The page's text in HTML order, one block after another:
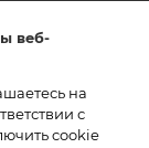
защищены
веб-
на
с
cookie